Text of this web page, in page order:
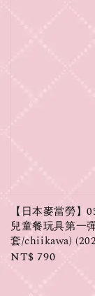
【日本麥當勞】
兒童餐玩具第一
套/chiikawa)
Regular
NT$ 790